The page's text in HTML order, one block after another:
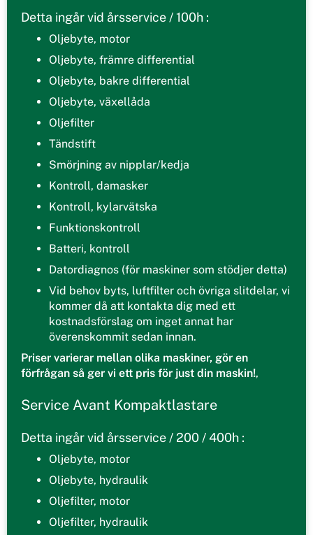
Detta ingår vid årsservice / 100h :
Oljebyte, motor
Oljebyte, främre differential
Oljebyte, bakre differential
Oljebyte, växellåda
Oljefilter
Tändstift
Smörjning av nipplar/kedja
Kontroll, damasker
Kontroll, kylarvätska
Funktionskontroll
Batteri, kontroll
Datordiagnos (för maskiner som stödjer detta)
Vid behov byts, luftfilter och övriga slitdelar, vi
kommer då att kontakta dig med ett
kostnadsförslag om inget annat har
överenskommit sedan innan.
Priser varierar mellan olika maskiner, gör en
förfrågan så ger vi ett pris för just din maskin!,
Service Avant Kompaktlastare
Detta ingår vid årsservice / 200 / 400h :
Oljebyte, motor
Oljebyte, hydraulik
Oljefilter, motor
Oljefilter, hydraulik